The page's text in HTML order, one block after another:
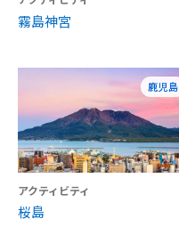
霧島神宮
鹿児島
アクティビティ
桜島